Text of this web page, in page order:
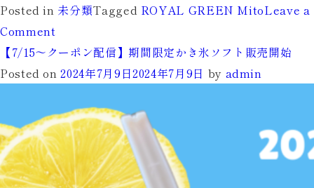
Posted in 未分類Tagged ROYAL GREEN MitoLeave a
Comment
2F
コ
セ
プ
ト
シ
【7/15～クーポン配信】期間限定かき氷ソフト販売開始
Posted on2024年7月9日2024年7月9日 by admin